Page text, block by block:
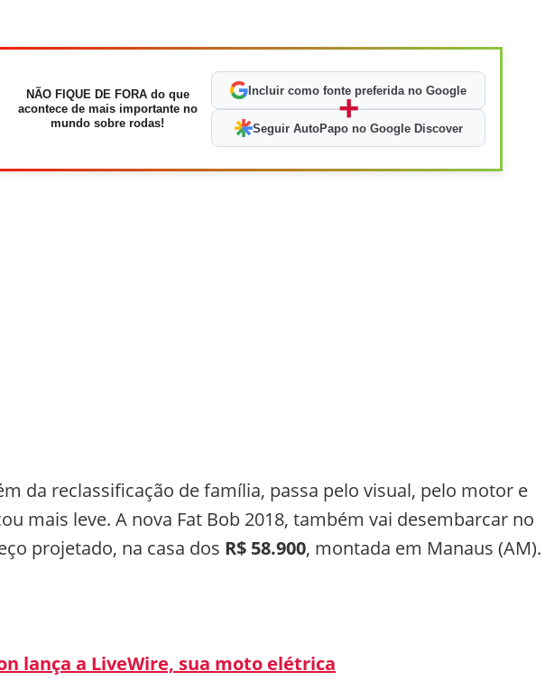
NÃO FIQUE DE FORA do que
acontece de mais importante no
mundo sobre rodas!
Incluir como fonte preferida no Google
+
Seguir AutoPapo no Google Discover
da reclassificação de família, passa pelo visual, pelo motor e
mais leve. A nova Fat Bob 2018, também vai desembarcar no
projetado, na casa dos R$ 58.900, montada em Manaus (AM).
lança a LiveWire, sua moto elétrica